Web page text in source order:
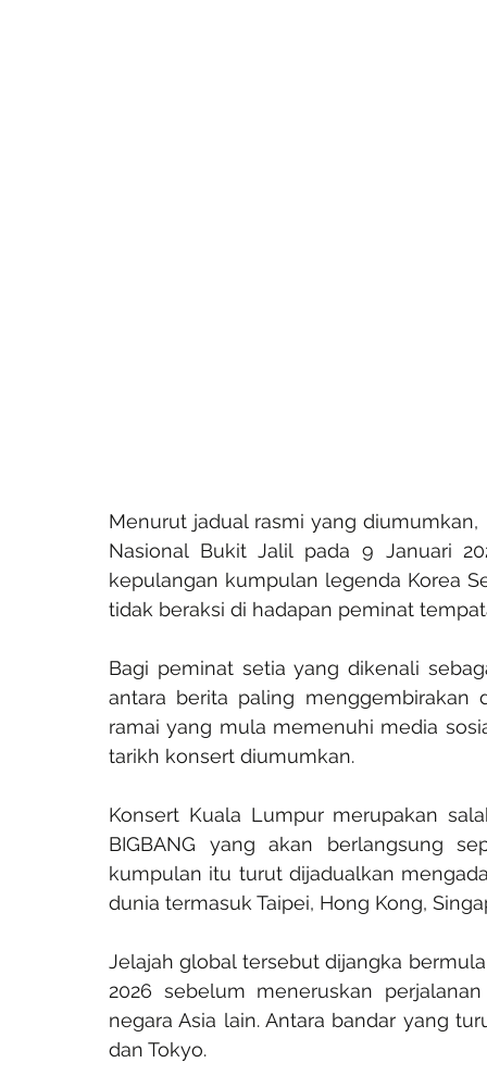
Menurut jadual rasmi yang
Nasional Bukit Jalil pada 9 Januari
kepulangan kumpulan legenda Korea
tidak beraksi di hadapan peminat
Bagi peminat setia yang dikenali
antara berita paling menggembirakan
ramai yang mula memenuhi media
tarikh konsert diumumkan.
Konsert Kuala Lumpur merupakan
BIGBANG yang akan berlangsung
kumpulan itu turut dijadualkan
dunia termasuk Taipei, Hong Kong,
Jelajah global tersebut dijangka
2026 sebelum meneruskan
negara Asia lain. Antara bandar yang
dan Tokyo.